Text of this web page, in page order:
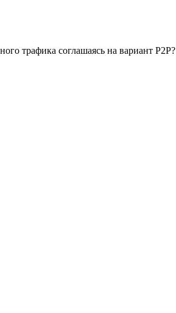
трафика соглашаясь на вариант P2P?